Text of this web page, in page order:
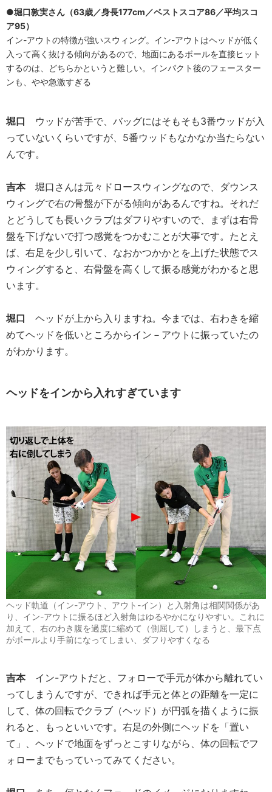
●堀口敦実さん（63歳／身長177cm／ベストスコア86／平均スコ
ア95）
イン-アウトの特徴が強いスウィング。イン-アウトはヘッドが低く
入って高く抜ける傾向があるので、地面にあるボールを直接ヒット
するのは、どちらかというと難しい。インパクト後のフェースター
ンも、やや急激すぎる
堀口 ウッドが苦手で、バッグにはそもそも3番ウッドが入
っていないくらいですが、5番ウッドもなかなか当たらない
んです。
吉本堀口さんは元々ドロースウィングなので、ダウンス
ウィングで右の骨盤が下がる傾向があるんですね。それだ
とどうしても長いクラブはダフりやすいので、まずは右骨
盤を下げないで打つ感覚をつかむことが大事です。たとえ
ば、右足を少し引いて、なおかつかかとを上げた状態でス
ウィングすると、右骨盤を高くして振る感覚がわかると思
います。
堀口 ヘッドが上から入りますね。今までは、右わきを縮
めてヘッドを低いところからイン－アウトに振っていたの
がわかります。
ヘッドをインから入れすぎています
ヘッド軌道（イン-アウト、アウト-イン）と入射角は相関関係があ
り、イン-アウトに振るほど入射角はゆるやかになりやすい。これに
加えて、右のわき腹を過度に縮めて（側屈して）しまうと、最下点
がボールより手前になってしまい、ダフりやすくなる
吉本イン-アウトだと、フォローで手元が体から離れてい
ってしまうんですが、できれば手元と体との距離を一定に
して、体の回転でクラブ（ヘッド）が円弧を描くように振
れると、もっといいです。右足の外側にヘッドを「置い
て」、ヘッドで地面をずっとこすりながら、体の回転でフ
ォローまでもっていってみてください。